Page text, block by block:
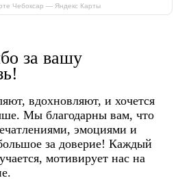
Чебоксар — Яндекс Карты
за вашу
вдохновляют, и хочется
Мы благодарны вам, что
эмоциями и
за доверие! Каждый
мотивирует нас на